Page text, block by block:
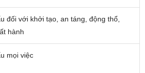
đối với khởi tạo, an táng, động thổ,
hành
mọi việc